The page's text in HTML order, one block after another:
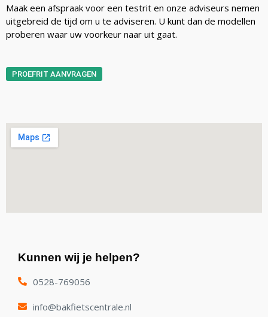
Maak een afspraak voor een testrit en onze adviseurs nemen
uitgebreid de tijd om u te adviseren. U kunt dan de modellen
proberen waar uw voorkeur naar uit gaat.
PROEFRIT AANVRAGEN
Kunnen wij je helpen?
0528-769056
info@bakfietscentrale.nl